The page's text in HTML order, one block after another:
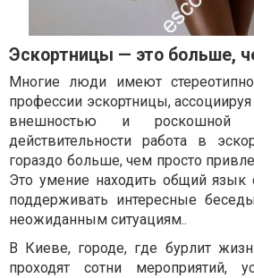
Эскортницы — это больше,
Многие люди имеют
профессии эскортницы,
внешностью и
действительности работа в
гораздо больше, чем просто
Это умение находить общий
поддерживать интересные
неожиданным ситуациям..
В Киеве, городе, где бурлит
проходят сотни мероприятий,